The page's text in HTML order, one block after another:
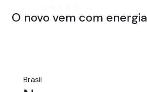
O novo vem com energia
Brasil